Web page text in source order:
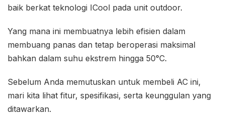
baik berkat teknologi ICool pada unit outdoor.
Yang mana ini membuatnya lebih efisien dalam
membuang panas dan tetap beroperasi maksimal
bahkan dalam suhu ekstrem hingga 50°C.
Sebelum Anda memutuskan untuk membeli AC ini,
mari kita lihat fitur, spesifikasi, serta keunggulan yang
ditawarkan.